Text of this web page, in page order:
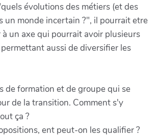
évolutions des métiers (et des
un monde incertain ?", il pourrait etre
un axe qui pourrait avoir plusieurs
aussi de diversifier les
de formation et de groupe qui se
de la transition. Comment s'y
ça ?
ent peut-on les qualifier ?